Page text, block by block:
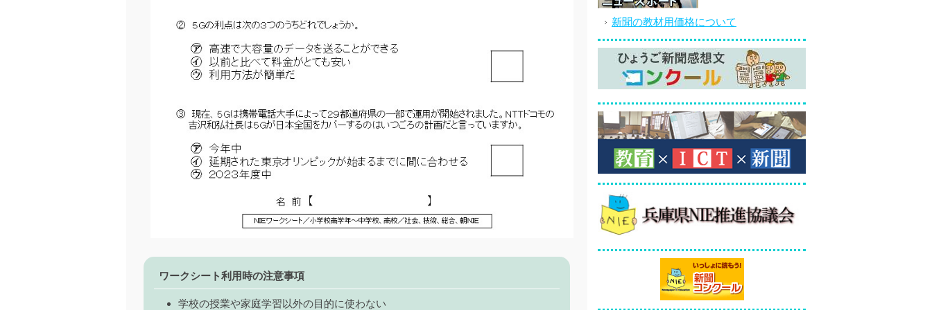
ワークシート利用時の注意事項
学校の授業や家庭学習以外の目的に使わない
新聞の教材用価格について